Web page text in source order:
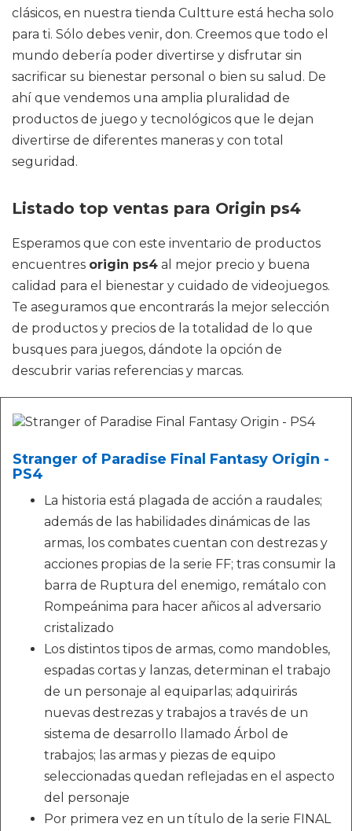
clásicos, en nuestra tienda Cultture está hecha solo
para ti. Sólo debes venir, don. Creemos que todo el
mundo debería poder divertirse y disfrutar sin
sacrificar su bienestar personal o bien su salud. De
ahí que vendemos una amplia pluralidad de
productos de juego y tecnológicos que le dejan
divertirse de diferentes maneras y con total
seguridad.
Listado top ventas para Origin ps4
Esperamos que con este inventario de productos
encuentres origin ps4 al mejor precio y buena
calidad para el bienestar y cuidado de videojuegos.
Te aseguramos que encontrarás la mejor selección
de productos y precios de la totalidad de lo que
busques para juegos, dándote la opción de
descubrir varias referencias y marcas.
Stranger of Paradise Final Fantasy Origin -
PS4
La historia está plagada de acción a raudales;
además de las habilidades dinámicas de las
armas, los combates cuentan con destrezas y
acciones propias de la serie FF; tras consumir la
barra de Ruptura del enemigo, remátalo con
Rompeánima para hacer añicos al adversario
cristalizado
Los distintos tipos de armas, como mandobles,
espadas cortas y lanzas, determinan el trabajo
de un personaje al equiparlas; adquirirás
nuevas destrezas y trabajos a través de un
sistema de desarrollo llamado Árbol de
trabajos; las armas y piezas de equipo
seleccionadas quedan reflejadas en el aspecto
del personaje
Por primera vez en un título de la serie FINAL